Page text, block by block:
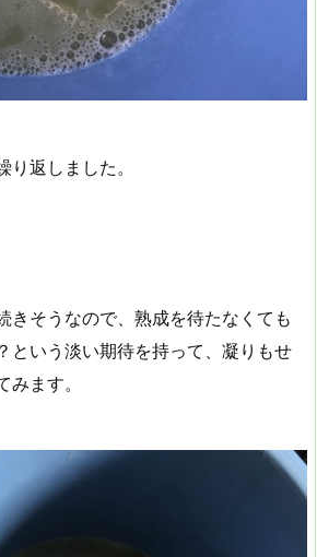
り返しました。
きそうなので、熟成を待たなくても
という淡い期待を持って、凝りもせ
ます。